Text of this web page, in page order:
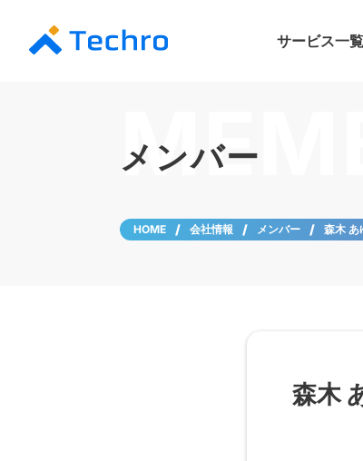
サービス一覧
メンバー
HOME 会社情報 メンバー 森木 あ
森木